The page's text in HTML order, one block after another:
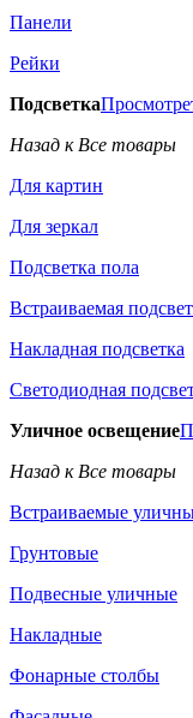
Панели
Рейки
Подсветка
Назад к Все товары
Для картин
Для зеркал
Подсветка пола
Встраиваемая
Накладная подсветка
Светодиодная
Уличное освещение
Назад к Все товары
Встраиваемые
Грунтовые
Подвесные уличные
Накладные
Фонарные столбы